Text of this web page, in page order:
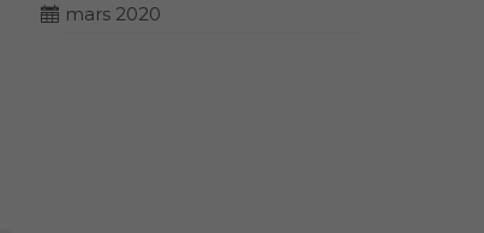
mars 2020